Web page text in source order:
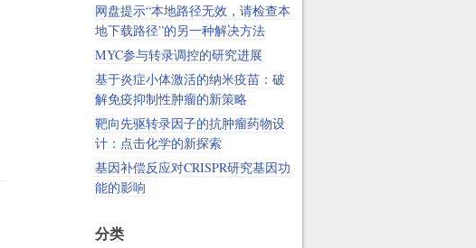
网盘提示“本地路径无效，请检查本
地下载路径”的另一种解决方法
MYC参与转录调控的研究进展
基于炎症小体激活的纳米疫苗：破
解免疫抑制性肿瘤的新策略
靶向先驱转录因子的抗肿瘤药物设
计：点击化学的新探索
基因补偿反应对CRISPR研究基因功
能的影响
分类